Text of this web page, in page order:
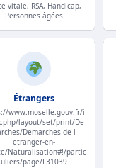
vitale, RSA, Handicap,
Personnes âgées
Étrangers
www.moselle.gouv.fr/i
layout/set/print/De
Demarches-de-l-
etranger-en-
Naturalisation#!/partic
uliers/page/F31039